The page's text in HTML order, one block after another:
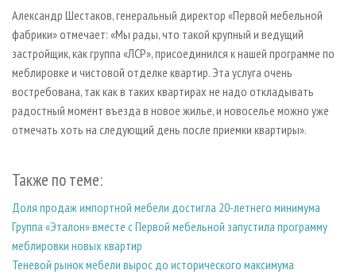
Александр Шестаков, генеральный директор «Первой мебельной
фабрики» отмечает: «Мы рады, что такой крупный и ведущий
застройщик, как группа «ЛСР», присоединился к нашей программе по
меблировке и чистовой отделке квартир. Эта услуга очень
востребована, так как в таких квартирах не надо откладывать
радостный момент въезда в новое жилье, и новоселье можно уже
отмечать хоть на следующий день после приемки квартиры».
Также по теме:
Доля продаж импортной мебели достигла 20-летнего минимума
Группа «Эталон» вместе с Первой мебельной запустила программу
меблировки новых квартир
Теневой рынок мебели вырос до исторического максимума